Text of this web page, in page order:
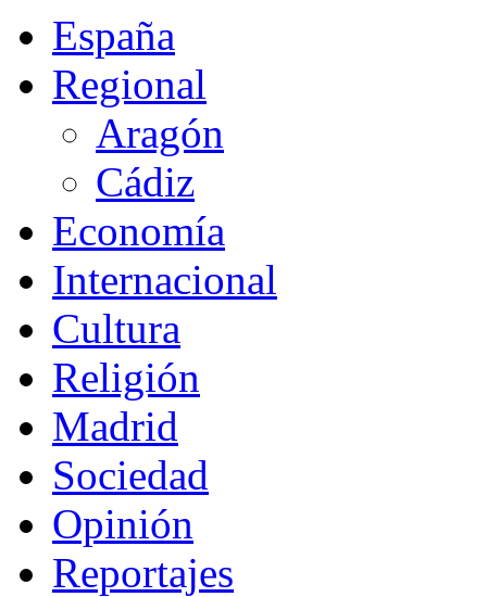
España
Regional
Aragón
Cádiz
Economía
Internacional
Cultura
Religión
Madrid
Sociedad
Opinión
Reportajes